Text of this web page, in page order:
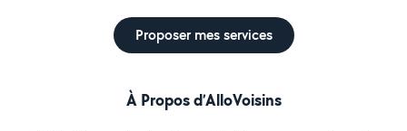
Proposer mes services
À Propos d’AlloVoisins